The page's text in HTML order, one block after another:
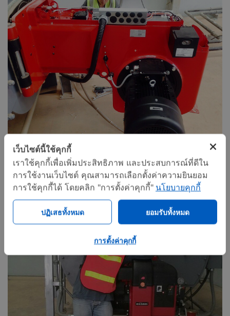
เว็บไซต์นี้ใช้คุกกี้
เราใช้คุกกี้เพื่อเพิ่มประสิทธิภาพ และประสบการณ์ที่ดีใน
การใช้งานเว็บไซต์ คุณสามารถเลือกตั้งค่าความยินยอม
การใช้คุกกี้ได้ โดยคลิก "การตั้งค่าคุกกี้" นโยบายคุกกี้
ปฏิเสธทั้งหมด ยอมรับทั้งหมด
การตั้งค่าคุกกี้